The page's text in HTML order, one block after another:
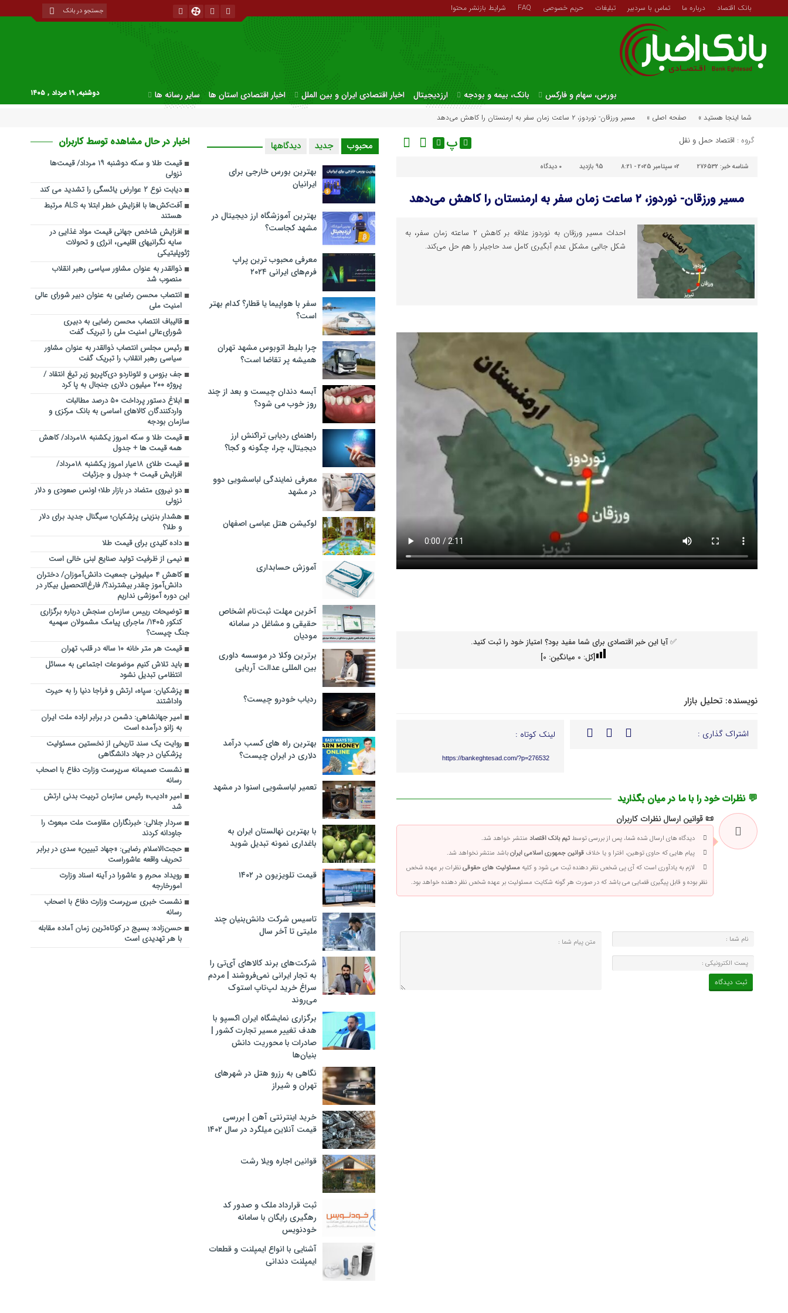
بانک اقتصاد درباره ما تماس با سردبیر تبلیغات حریم خصوصی FAQ شرایط بازنشر محتوا
بورس، سهام و فارکس بانک، بیمه و بودجه ارزدیجیتال اخبار اقتصادی ایران و بین الملل اخبار اقتصادی استان ها سایر رسانه ها دوشنبه, ۱۹ مرداد , ۱۴۰۵
شما اینجا هستید » صفحه اصلی » مسیر ورزقان- نوردوز، ۲ ساعت زمان سفر به ارمنستان را کاهش می‌دهد
گروه : اقتصاد حمل و نقل پ
شناسه خبر: 276532 02 سپتامبر 2025 - 8:21 95 بازدید ۰ دیدگاه
مسیر ورزقان- نوردوز، ۲ ساعت زمان سفر به ارمنستان را کاهش می‌دهد
احداث مسیر ورزقان به نوردوز علاقه بر کاهش ۲ ساعته زمان سفر، به
شکل جالبی مشکل عدم آبگیری کامل سد حاجیلر را هم حل می‌کند.
✅ آیا این خبر اقتصادی برای شما مفید بود؟ امتیاز خود را ثبت کنید.
[کل: 0 میانگین: 0
]
نویسنده: تحلیل بازار
اشتراک گذاری : لینک کوتاه :
https://bankeghtesad.com/?p=276532
💬 نظرات خود را با ما در میان بگذارید
📜 قوانین ارسال نظرات کاربران
دیدگاه های ارسال شده شما، پس از بررسی توسط تیم بانک اقتصاد منتشر خواهد شد.
پیام هایی که حاوی توهین، افترا و یا خلاف قوانین جمهوری اسلامی ایرانباشد منتشر نخواهد شد.
لازم به یادآوری است که آی پی شخص نظر دهنده ثبت می شود و کلیه مسئولیت های حقوقینظرات بر عهده شخص
نظر بوده و قابل پیگیری قضایی می باشد که در صورت هر گونه شکایت مسئولیت بر عهده شخص نظر دهنده خواهد بود.
محبوب جدید دیدگاهها
بهترین بورس خارجی برای
ایرانیان
بهترین آموزشگاه ارز دیجیتال در
مشهد کجاست؟
معرفی محبوب ترین پراپ
فرم‌های ایرانی ۲۰۲۴
سفر با هواپیما یا قطار؟ کدام بهتر
است؟
چرا بلیط اتوبوس مشهد تهران
همیشه پر تقاضا است؟
آبسه دندان چیست و بعد از چند
روز خوب می‌ شود؟
راهنمای ردیابی تراکنش ارز
دیجیتال، چرا، چگونه و کجا؟
معرفی نمایندگی لباسشویی دوو
در مشهد
لوکیشن هتل عباسی اصفهان
آموزش حسابداری
آخرین مهلت ثبت‌نام اشخاص
حقیقی و مشاغل در سامانه
مودیان
برترین وکلا در موسسه داوری
بین المللی عدالت آریایی
ردیاب خودرو چیست؟
بهترین راه های کسب درآمد
دلاری در ایران چیست؟
تعمیر لباسشویی اسنوا در مشهد
با بهترین نهالستان ایران به
باغداری نمونه تبدیل شوید
قیمت تلویزیون در ۱۴۰۲
تاسیس شرکت دانش‌بنیان چند
ملیتی تا آخر سال
شرکت‌های برند کالاهای آی‌تی را
به تجار ایرانی نمی‌فروشند | مردم
سراغ خرید لپ‌تاپ استوک
می‌روند
برگزاری نمایشگاه ایران اکسپو با
هدف تغییر مسیر تجارت کشور |
صادرات با محوریت دانش
بنیان‌ها
نگاهی به رزرو هتل در شهرهای
تهران و شیراز
خرید اینترنتی آهن | بررسی
قیمت آنلاین میلگرد در سال ۱۴۰۲
قوانین اجاره ویلا رشت
ثبت قرارداد ملک و صدور کد
رهگیری رایگان با سامانه
خودنویس
آشنایی با انواع ایمپلنت و قطعات
ایمپلنت دندانی
اخبار در حال مشاهده توسط کاربران
قیمت طلا و سکه دوشنبه ۱۹ مرداد/ قیمت‌ها
نزولی
دیابت نوع ۲ عوارض یائسگی را تشدید می کند
آفت‌کش‌ها با افزایش خطر ابتلا به ALS مرتبط
هستند
افزایش شاخص جهانی قیمت مواد غذایی در
سایه نگرانیهای اقلیمی، انرژی و تحولات
ژئوپلیتیکی
ذوالقدر به عنوان مشاور سیاسی رهبر انقلاب
منصوب شد
انتصاب محسن رضایی به عنوان دبیر شورای عالی
امنیت ملی
قالیباف انتصاب محسن رضایی به دبیری
شورای‌عالی امنیت ملی را تبریک گفت
رئیس مجلس انتصاب ذوالقدر به عنوان مشاور
سیاسی رهبر انقلاب را تبریک گفت
جف بزوس و لئوناردو دی‌کاپریو زیر تیغ انتقاد /
پروژه ۲۰۰ میلیون دلاری جنجال به پا کرد
ابلاغ دستور پرداخت ۵۰ درصد مطالبات
واردکنندگان کالاهای اساسی به بانک مرکزی و
سازمان بودجه
قیمت طلا و سکه امروز یکشنبه ۱۸مرداد/ کاهش
همه قیمت ها + جدول
قیمت طلای ۱۸عیار امروز یکشنبه ۱۸مرداد/
افزایش قیمت + جدول و جزئیات
دو نیروی متضاد در بازار طلا؛ اونس صعودی و دلار
نزولی
هشدار بنزینی پزشکیان؛ سیگنال جدید برای دلار
و طلا؟
داده کلیدی برای قیمت طلا
نیمی از ظرفیت تولید صنایع لبنی خالی است
کاهش ۴ میلیونی جمعیت دانش‌آموزان/ دختران
دانش‌آموز چقدر بیشترند؟/ فارغ‌التحصیل بیکار در
این دوره آموزشی نداریم
توضیحات رییس سازمان سنجش درباره برگزاری
کنکور ۱۴۰۵/ ماجرای پیامک مشمولان سهمیه
جنگ چیست؟
قیمت هر متر خانه ۱۰ ساله در قلب تهران
باید تلاش کنیم موضوعات اجتماعی به مسائل
انتظامی تبدیل نشود
پزشکیان: سپاه، ارتش و فراجا دنیا را به حیرت
واداشتند
امیر جهانشاهی: دشمن در برابر اراده ملت ایران
به زانو درآمده است
روایت یک سند تاریخی از نخستین مسئولیت
پزشکیان در جهاد دانشگاهی
نشست صمیمانه سرپرست وزارت دفاع با اصحاب
رسانه
امیر «ادیب» رئیس سازمان تربیت بدنی ارتش
شد
سردار جلالی: خبرنگاران مقاومت ملت مبعوث را
جاودانه کردند
حجت‌الاسلام رضایی: «جهاد تبیین» سدی در برابر
تحریف واقعه عاشوراست
رویداد محرم و عاشورا در آینه اسناد وزارت
امورخارجه
نشست خبری سرپرست وزارت دفاع با اصحاب
رسانه
حسن‌زاده: بسیج در کوتاه‌ترین زمان آماده مقابله
با هر تهدیدی است